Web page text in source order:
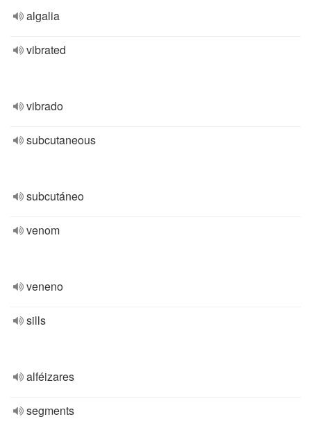
algalia
vibrated
vibrado
subcutaneous
subcutáneo
venom
veneno
sills
alféizares
segments